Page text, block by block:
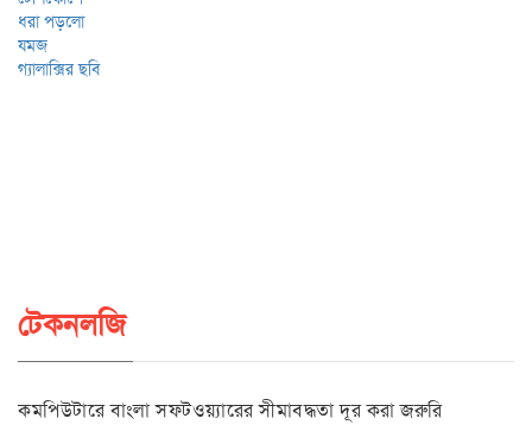
টেকনলজি
কমপিউটারে বাংলা সফটওয়্যারের সীমাবদ্ধতা দূর করা জরুরি